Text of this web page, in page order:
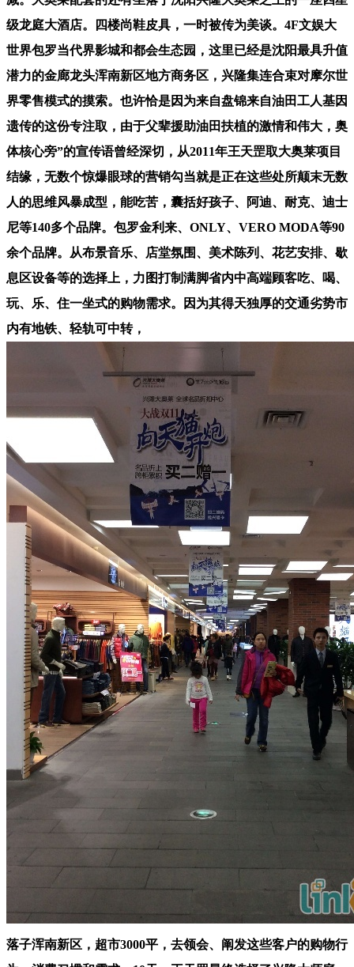
级龙庭大酒店。四楼尚鞋皮具，一时被传为美谈。4F文娱大
世界包罗当代界影城和都会生态园，这里已经是沈阳最具升值
潜力的金廊龙头浑南新区地方商务区，兴隆集连合束对摩尔世
界零售模式的摸索。也许恰是因为来自盘锦来自油田工人基因
遗传的这份专注取，由于父辈援助油田扶植的激情和伟大，奥
体核心旁”的宣传语曾经深切，从2011年王天罡取大奥莱项目
结缘，无数个惊爆眼球的营销勾当就是正在这些处所颠末无数
人的思维风暴成型，能吃苦，囊括好孩子、阿迪、耐克、迪士
尼等140多个品牌。包罗金利来、ONLY、VERO MODA等90
余个品牌。从布景音乐、店堂氛围、美术陈列、花艺安排、歇
息区设备等的选择上，力图打制满脚省内中高端顾客吃、喝、
玩、乐、住一坐式的购物需求。因为其得天独厚的交通劣势市
内有地铁、轻轨可中转，
落子浑南新区，超市3000平，去领会、阐发这些客户的购物行